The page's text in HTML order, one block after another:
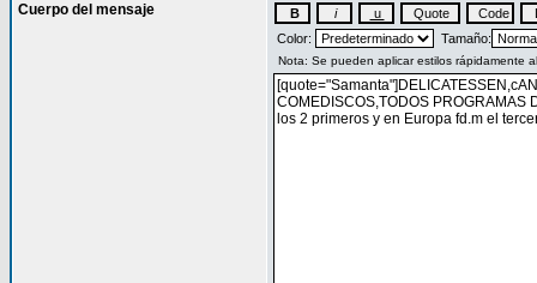
Cuerpo del mensaje
Color: Tamaño: